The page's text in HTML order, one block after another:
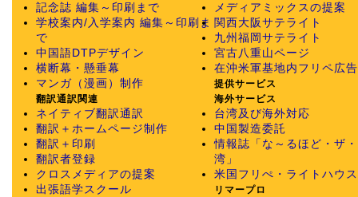
記念誌 編集～印刷まで
学校案内/入学案内 編集～印刷ま
で
中国語DTPデザイン
横断幕・懸垂幕
マンガ（漫画）制作
翻訳通訳関連
ネイティブ翻訳通訳
翻訳＋ホームページ制作
翻訳＋印刷
翻訳者登録
クロスメディアの提案
出張語学スクール
メディアミックスの提案
関西大阪サテライト
九州福岡サテライト
宮古八重山ページ
在沖米軍基地内フリペ広告
提供サービス
海外サービス
台湾及び海外対応
中国製造委託
情報誌「な～るほど・ザ
湾」
米国フリぺ・ライトハウス
リマープロ